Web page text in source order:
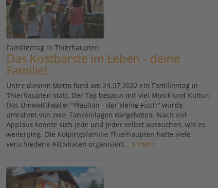
Familientag in Thierhaupten
Das Kostbarste im Leben - deine
Familie!
Unter diesem Motto fand am 24.07.2022 ein Familientag in
Thierhaupten statt. Der Tag begann mit viel Musik und Kultur:
Das Umwelttheater "Plastian - der kleine Fisch" wurde
umrahmt von zwei Tanzeinlagen dargeboten. Nach viel
Applaus konnte sich jede und jeder selbst aussuchen, wie es
weiterging. Die Kolpingsfamilie Thierhaupten hatte viele
verschiedene Aktivitäten organisiert.
mehr